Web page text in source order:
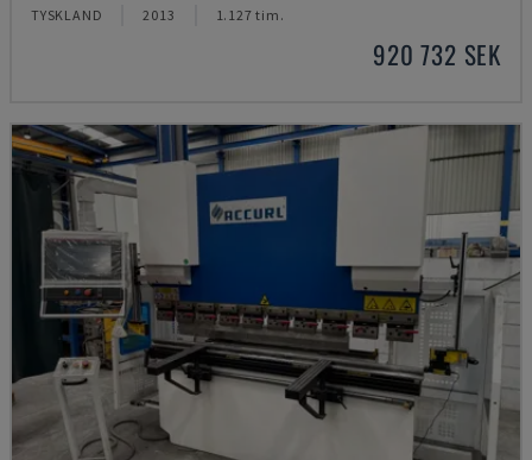
TYSKLAND 2013 1.127 tim.
920 732 SEK